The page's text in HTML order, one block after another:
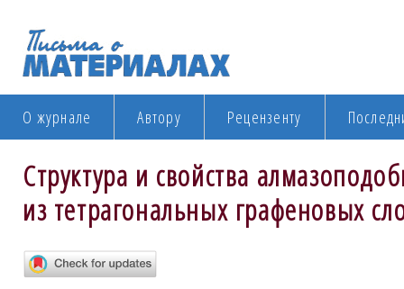
О журнале Автору Рецензенту
Структура и свойства
из тетрагональных графеновых